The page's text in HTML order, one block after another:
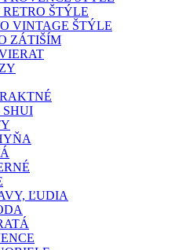
ŠTÝLE
VINTAGE ŠTÝLE
ZÁTIŠÍM
SHUI
ĽUDIA